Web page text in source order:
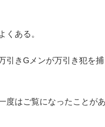
くある。
引きGメンが万引き犯を
度はご覧になったことがあ